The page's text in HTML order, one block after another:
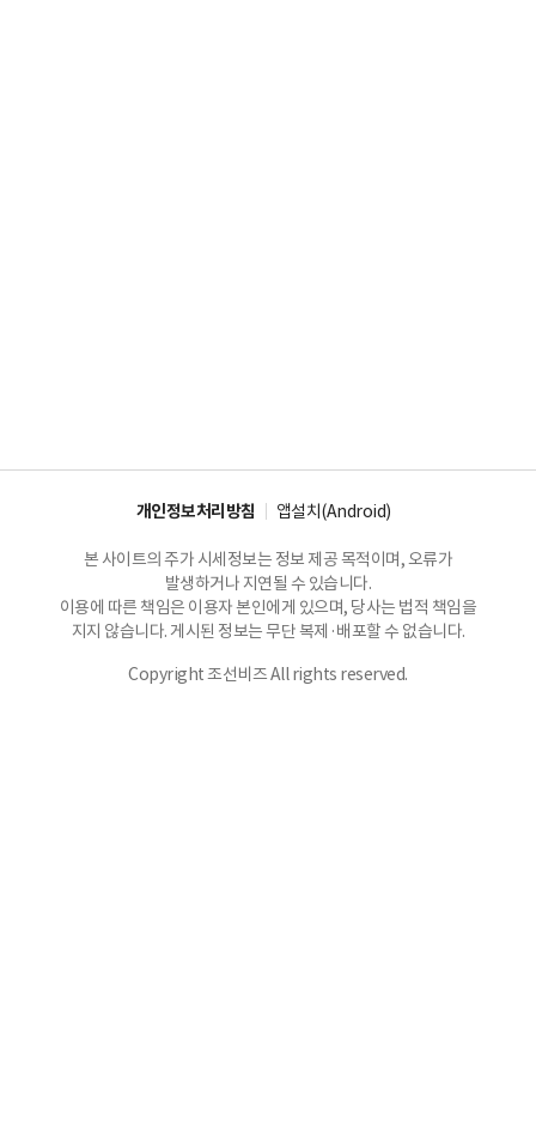
개인정보처리방침 앱설치(Android)
본 사이트의 주가 시세정보는 정보 제공 목적이며, 오류가
발생하거나 지연될 수 있습니다.
이용에 따른 책임은 이용자 본인에게 있으며, 당사는 법적 책임을
지지 않습니다. 게시된 정보는 무단 복제·배포할 수 없습니다.
Copyright 조선비즈 All rights reserved.